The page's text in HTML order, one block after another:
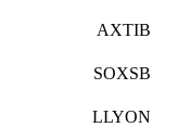
AXTIB
SOXSB
LLYON